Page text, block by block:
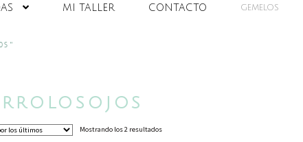
MI TALLER CONTACTO GEMELOS
Mostrando los 2 resultadosOrdenado